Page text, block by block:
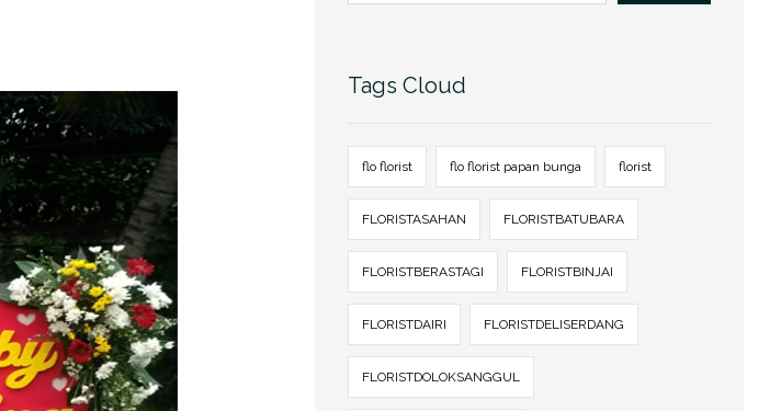
Tags Cloud
flo florist flo florist papan bunga florist
FLORISTASAHAN FLORISTBATUBARA
FLORISTBERASTAGI FLORISTBINJAI
FLORISTDAIRI FLORISTDELISERDANG
FLORISTDOLOKSANGGUL